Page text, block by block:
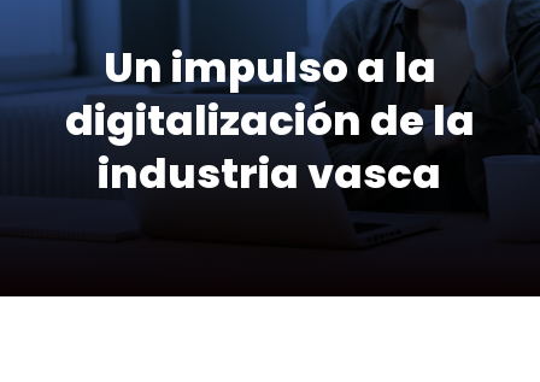
Un impulso a la
digitalización de la
industria vasca